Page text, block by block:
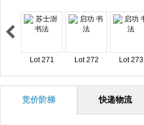
Lot 271 Lot 272 Lot 273
竞价阶梯 快递物流